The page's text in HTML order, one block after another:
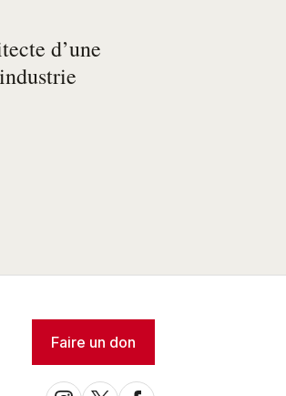
d’une
Faire un don